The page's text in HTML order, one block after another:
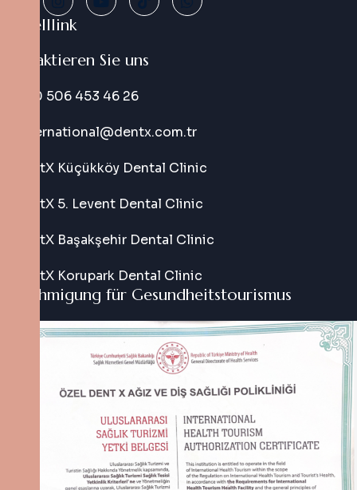
Schnelllink
Kontaktieren Sie uns
+90 506 453 46 26
international@dentx.com.tr
DentX Küçükköy Dental Clinic
DentX 5. Levent Dental Clinic
DentX Başakşehir Dental Clinic
DentX Korupark Dental Clinic
Genehmigung für Gesundheitstourismus